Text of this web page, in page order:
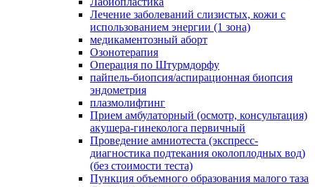
Лечение заболеваний слизистых, кожи с
использованием энергии (1 зона)
медикаментозный аборт
Озонотерапия
Операция по Штурмдорфу
пайпель-биопсия/аспирационная биопсия
эндометрия
плазмолифтинг
Прием амбулаторный (осмотр, консультация)
акушера-гинеколога первичный
Проведение амниотеста (экспресс-
диагностика подтекания околоплодных вод)
(без стоимости теста)
Пункция объемного образования малого таза